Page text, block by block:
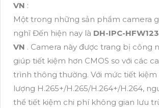
VN :
Một trong những sản phẩm camera
nghĩ Đến hiện nay là DH-IPC-
VN . Camera này được trang bị công
giúp tiết kiệm hơn CMOS so với các
trình thông thường. Với mức tiết kiệm
lượng H.265+/H.265/H.264+/H.264,
thể tiết kiệm chi phí không gian lưu